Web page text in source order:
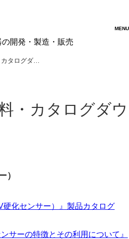
開発・製造・販売
タログダ…
・カタログダウ
）
硬化センサー）』製品カタログ
ンサーの特徴とその利用について』